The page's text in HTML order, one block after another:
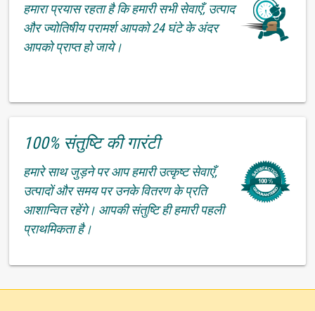
हमारा प्रयास रहता है कि हमारी सभी सेवाएँ, उत्पाद
और ज्योतिषीय परामर्श आपको 24 घंटे के अंदर
आपको प्राप्त हो जाये।
100% संतुष्टि की गारंटी
हमारे साथ जुड़ने पर आप हमारी उत्कृष्ट सेवाएँ,
उत्पादों और समय पर उनके वितरण के प्रति
आशान्वित रहेंगे। आपकी संतुष्टि ही हमारी पहली
प्राथमिकता है।